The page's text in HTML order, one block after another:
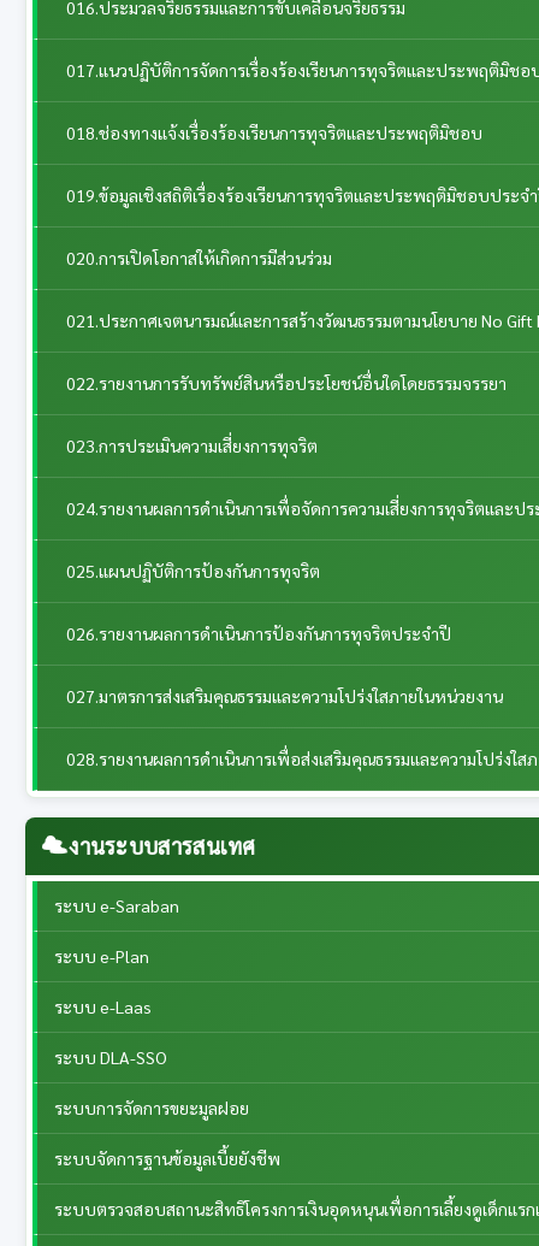
016.ประมวลจริยธรรมและการขับเคลื่อนจริยธรรม
017.แนวปฏิบัติการจัดการเรื่องร้องเรียนการทุจริตและประพฤติมิชอ
018.ช่องทางแจ้งเรื่องร้องเรียนการทุจริตและประพฤติมิชอบ
019.ข้อมูลเชิงสถิติเรื่องร้องเรียนการทุจริตและประพฤติมิชอบประจ
020.การเปิดโอกาสให้เกิดการมีส่วนร่วม
021.ประกาศเจตนารมณ์และการสร้างวัฒนธรรมตามนโยบาย No Gift
022.รายงานการรับทรัพย์สินหรือประโยชน์อื่นใดโดยธรรมจรรยา
023.การประเมินความเสี่ยงการทุจริต
024.รายงานผลการดำเนินการเพื่อจัดการความเสี่ยงการทุจริตและ
025.แผนปฏิบัติการป้องกันการทุจริต
026.รายงานผลการดำเนินการป้องกันการทุจริตประจำปี
027.มาตรการส่งเสริมคุณธรรมและความโปร่งใสภายในหน่วยงาน
028.รายงานผลการดำเนินการเพื่อส่งเสริมคุณธรรมและความโปร่งใส
งานระบบสารสนเทศ
ระบบ e-Saraban
ระบบ e-Plan
ระบบ e-Laas
ระบบ DLA-SSO
ระบบการจัดการขยะมูลฝอย
ระบบจัดการฐานข้อมูลเบี้ยยังชีพ
ระบบตรวจสอบสถานะสิทธิโครงการเงินอุดหนุนเพื่อการเลี้ยงดูเด็กแรก